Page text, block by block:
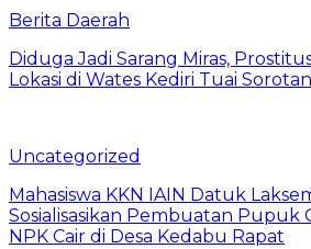
Berita Daerah
Diduga Jadi Sarang Miras,
Lokasi di Wates Kediri Tuai
Uncategorized
Mahasiswa KKN IAIN Datuk
Sosialisasikan Pembuatan Pupuk
NPK Cair di Desa Kedabu Rapat